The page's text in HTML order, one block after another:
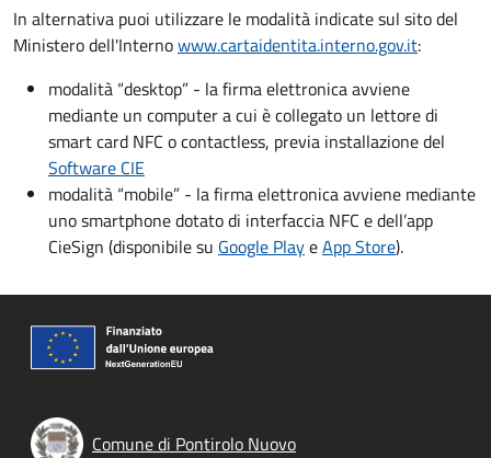
In alternativa puoi utilizzare le modalità indicate sul sito del
Ministero dell'Internowww.cartaidentita.interno.gov.it:
modalità “desktop” - la firma elettronica avviene
mediante un computer a cui è collegato un lettore di
smart card NFC o contactless, previa installazione del
Software CIE
modalità “mobile” - la firma elettronica avviene mediante
uno smartphone dotato di interfaccia NFC e dell’app
CieSign (disponibile su Google PlayeApp Store).
Comune di Pontirolo Nuovo